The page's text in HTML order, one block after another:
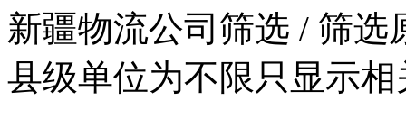
新疆物流公司筛选 / 筛选
县级单位为不限只显示